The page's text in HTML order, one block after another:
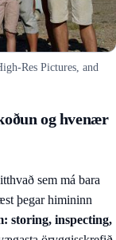
Res Pictures, and
og hvenær
sem má bara
þegar himininn
storing, inspecting,